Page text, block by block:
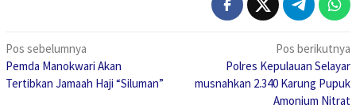
Navigasi
pos
Pos sebelumnya
Pemda Manokwari Akan
Tertibkan Jamaah Haji “Siluman”
Pos berikutnya
Polres Kepulauan Selayar
musnahkan 2.340 Karung Pupuk
Amonium Nitrat